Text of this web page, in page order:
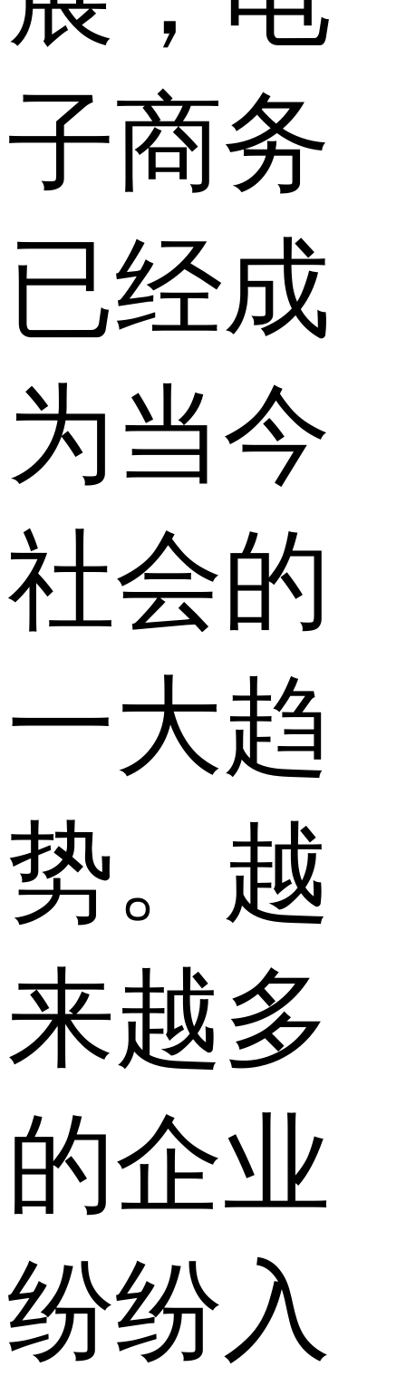
子商务
已经成
为当今
社会的
一大趋
势。越
来越多
的企业
纷纷入